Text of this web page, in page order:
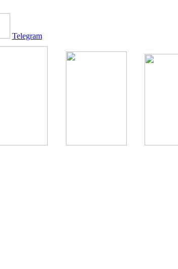
Telegram